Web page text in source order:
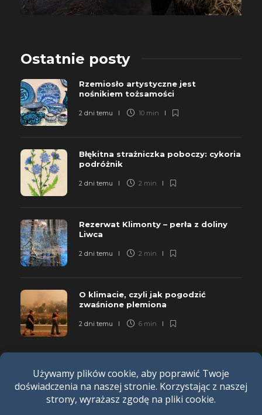
Ostatnie posty
Rzemiosło artystyczne jest
nośnikiem tożsamości
2 dni temu 10 min
Błękitna strażniczka poboczy: cykoria
podróżnik
2 dni temu 2 min
Rezerwat Klimonty – perła z doliny
Liwca
2 dni temu 2 min
O klimacie, czyli jak pogodzić
zwaśnione plemiona
2 dni temu 6 min